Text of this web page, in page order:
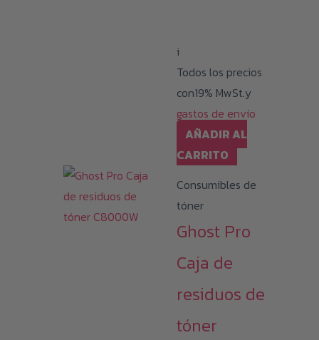
i
Todos los precios
con19% MwSt.y
gastos de envío
AÑADIR AL
CARRITO
Consumibles de
tóner
Ghost Pro
Caja de
residuos de
tóner